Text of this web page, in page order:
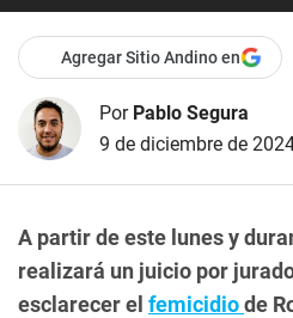
Agregar Sitio Andino en
Por Pablo Segura
9 de diciembre de
A partir de este lunes y
realizará un juicio por
esclarecer el femicidiode